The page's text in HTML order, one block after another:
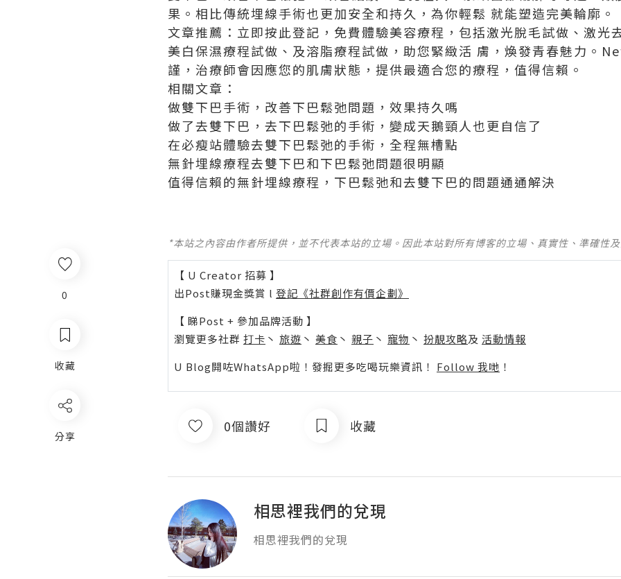
0
收藏
分享
果。相比傳統埋線手術也更加安全和持久，為你輕鬆 就能塑造完美輪廓。
文章推薦：立即按此登記，免費體驗美容療程，包括激光脫毛試做 、激光
美白保濕療程試做、及溶脂療程試做，助您緊緻活 膚，煥發青春魅力。
謹，治療師會因應您的肌膚狀態，提供最適合您的療程，值得信賴。
相關文章：
做雙下巴手術，改善下巴鬆弛問題，效果持久嗎
做了去雙下巴，去下巴鬆弛的手術，變成天鵝頸人也更自信了
在必瘦站體驗去雙下巴鬆弛的手術，全程無槽點
無針埋線療程去雙下巴和下巴鬆弛問題很明顯
值得信賴的無針埋線療程，下巴鬆弛和去雙下巴的問題通通解決
*本站之內容由作者所提供，並不代表本站的立場。因此本站對所有博客的立場、真實性、準確性
【 U Creator 招募 】
出Post賺現金獎賞 l 登記《社群創作有價企劃》
【 睇Post + 參加品牌活動 】
瀏覽更多社群 打卡 丶 旅遊 丶 美食 丶 親子 丶 寵物 丶 扮靚攻略及 活動情報
U Blog開咗WhatsApp啦！發掘更多吃喝玩樂資訊！ Follow 我哋 ！
0個讚好 收藏
相思裡我們的兌現
相思裡我們的兌現